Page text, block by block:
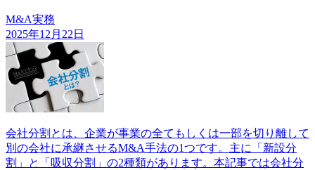
M&A実務
2025年12月22日
会社分割とは、企業が事業の全てもしくは一部を切り離して
別の会社に承継させるM&A手法の1つです。主に「新設分
割」と「吸収分割」の2種類があります。本記事では会社分